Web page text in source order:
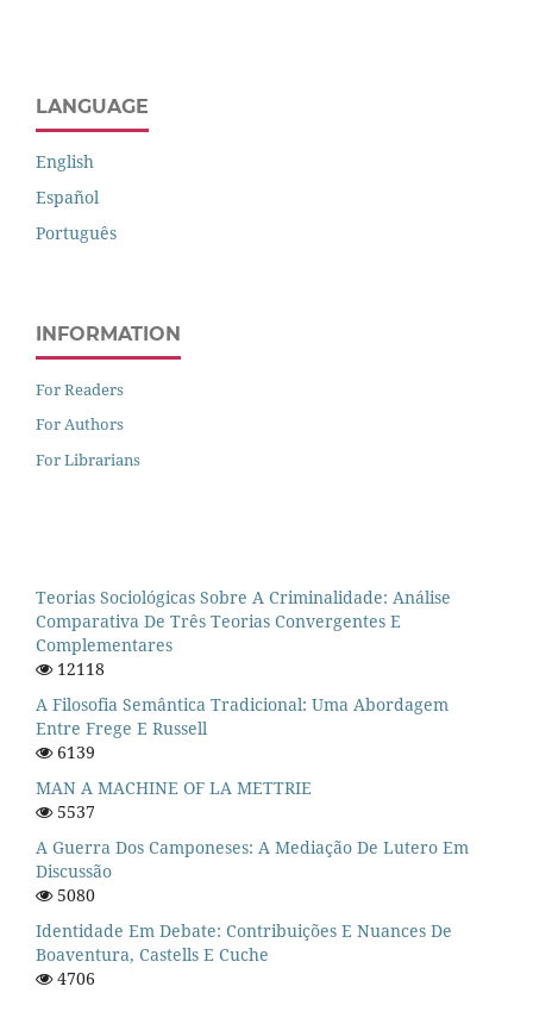
LANGUAGE
English
Español
Português
INFORMATION
For Readers
For Authors
For Librarians
Teorias Sociológicas Sobre A Criminalidade: Análise
Comparativa De Três Teorias Convergentes E
Complementares
12118
A Filosofia Semântica Tradicional: Uma Abordagem
Entre Frege E Russell
6139
MAN A MACHINE OF LA METTRIE
5537
A Guerra Dos Camponeses: A Mediação De Lutero Em
Discussão
5080
Identidade Em Debate: Contribuições E Nuances De
Boaventura, Castells E Cuche
4706